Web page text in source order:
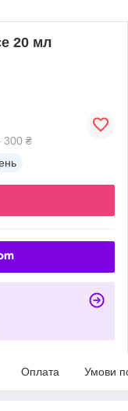
20 мл
300 ₴
Оплата Умови